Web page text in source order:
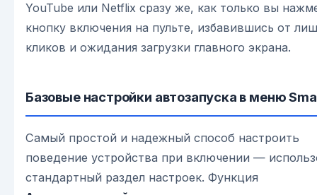
YouTube или Netflix сразу же, как только вы
кнопку включения на пульте, избавившись от
кликов и ожидания загрузки главного экрана.
Базовые настройки автозапуска в меню
Самый простой и надежный способ настроить
поведение устройства при включении —
стандартный раздел настроек. Функция